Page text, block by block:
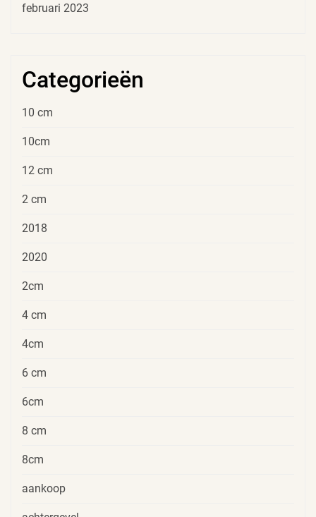
februari 2023
Categorieën
10 cm
10cm
12 cm
2 cm
2018
2020
2cm
4 cm
4cm
6 cm
6cm
8 cm
8cm
aankoop